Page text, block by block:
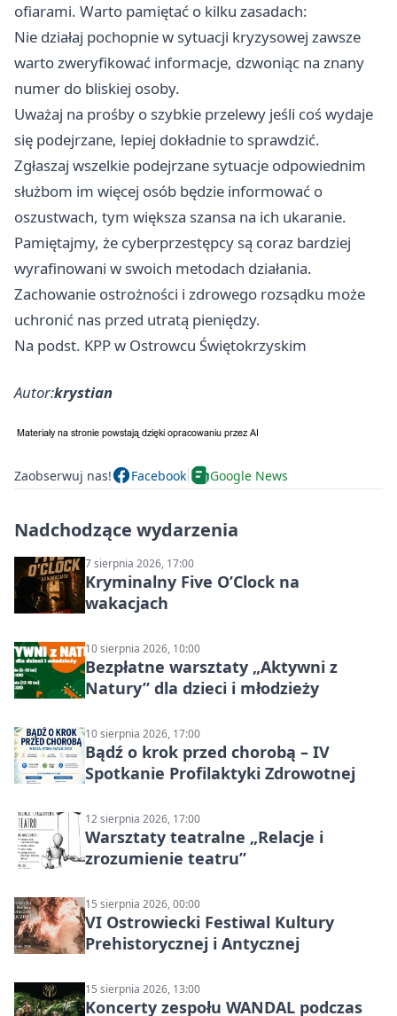
ofiarami. Warto pamiętać o kilku zasadach:
Nie działaj pochopnie w sytuacji kryzysowej zawsze
warto zweryfikować informacje, dzwoniąc na znany
numer do bliskiej osoby.
Uważaj na prośby o szybkie przelewy jeśli coś wydaje
się podejrzane, lepiej dokładnie to sprawdzić.
Zgłaszaj wszelkie podejrzane sytuacje odpowiednim
służbom im więcej osób będzie informować o
oszustwach, tym większa szansa na ich ukaranie.
Pamiętajmy, że cyberprzestępcy są coraz bardziej
wyrafinowani w swoich metodach działania.
Zachowanie ostrożności i zdrowego rozsądku może
uchronić nas przed utratą pieniędzy.
Na podst. KPP w Ostrowcu Świętokrzyskim
Autor:krystian
Zaobserwuj nas! Facebook Google News
Nadchodzące wydarzenia
7 sierpnia 2026, 17:00
Kryminalny Five O’Clock na
wakacjach
10 sierpnia 2026, 10:00
Bezpłatne warsztaty „Aktywni z
Natury” dla dzieci i młodzieży
10 sierpnia 2026, 17:00
Bądź o krok przed chorobą – IV
Spotkanie Profilaktyki Zdrowotnej
12 sierpnia 2026, 17:00
Warsztaty teatralne „Relacje i
zrozumienie teatru”
15 sierpnia 2026, 00:00
VI Ostrowiecki Festiwal Kultury
Prehistorycznej i Antycznej
15 sierpnia 2026, 13:00
Koncerty zespołu WANDAL podczas